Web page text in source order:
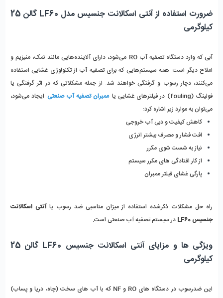
کیلوگرمی
فولینگ (fouling) در فیلترهای غشایی یا
ممبران تصفیه آب صنعتی
می‌توان به موارد زیر اشاره کرد:
کاهش کیفیت و دبی آب خروجی
افت فشار و مصرف بیشتر انرژی
نیاز به شست شوی مکرر
از کار افتادگی های مکرر سیستم
پارگی غشای فیلتر ممبران
راه‌ حل مشکلات ذکرشده استفاده از میزان مناسبی ضد ‌رسوب یا
جنسیس LF60
در سیستم تصفیه آب صنعتی است.
کیلوگرمی